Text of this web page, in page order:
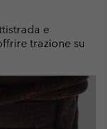
e
trazione su